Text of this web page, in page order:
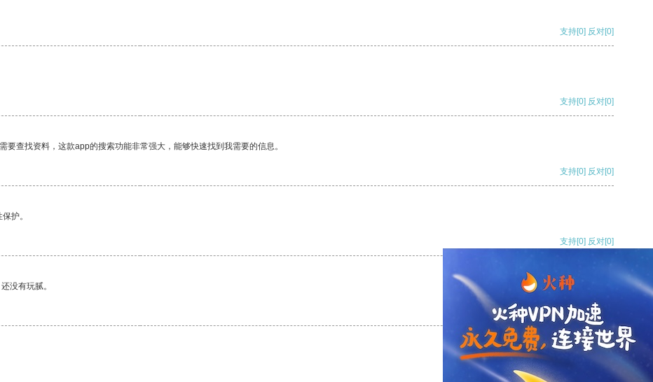
支持[0] 反对[0]
支持[0] 反对[0]
查找资料，这款app的搜索功能非常强大，能够快速找到我需要的信息。
支持[0] 反对[0]
护。
支持[0] 反对[0]
没有玩腻。
支持[0] 反对